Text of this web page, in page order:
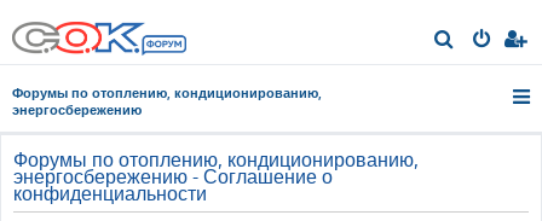
о
Форумы по отоплению, кондиционированию,
энергосбережению
Форумы по отоплению, кондиционированию,
энергосбережению - Соглашение о
конфиденциальности